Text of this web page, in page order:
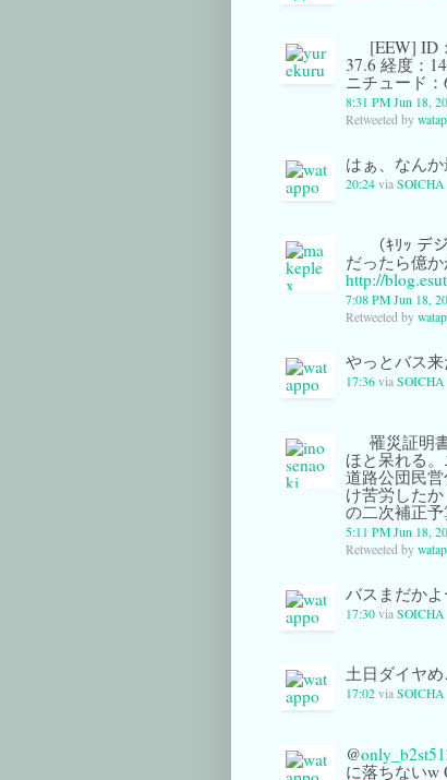
[EEW] ID
37.6 経度：
ニチュード
8:31 PM Jun 18,
Retweeted by
はぁ、なん
20:24 via SOICHA
（ｷﾘｯ
だったら億
http://
7:08 PM Jun 18,
Retweeted by
やっとバス来
17:36 via SOICHA
罹災証明
ほと呆れる
道路公団民
け苦労した
の二次補正予
5:11 PM Jun 18,
Retweeted by
バスまだか
17:30 via SOICHA
土日ダイヤ
17:02 via SOICHA
@
に落ちないw